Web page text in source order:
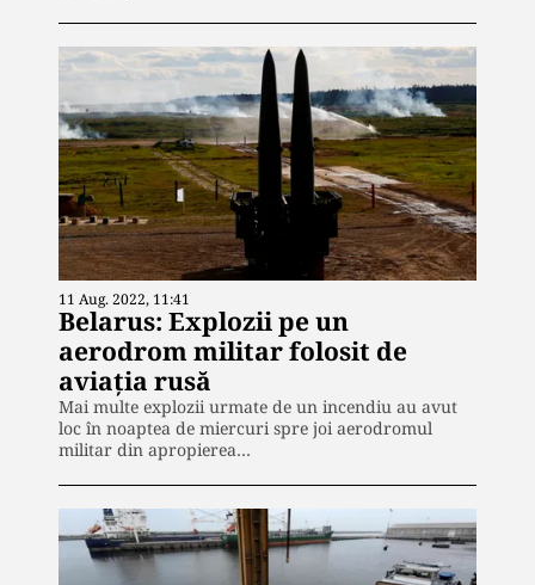
11 Aug. 2022, 11:41
Belarus: Explozii pe un
aerodrom militar folosit de
aviația rusă
Mai multe explozii urmate de un incendiu au avut
loc în noaptea de miercuri spre joi aerodromul
militar din apropierea…